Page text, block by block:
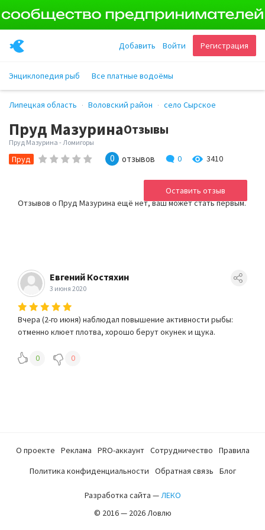
Регистрация
Войти
Добавить
Энциклопедия рыб Все платные водоёмы
Липецкая область Воловский район село Сырское
Пруд МазуринаОтзывы
Пруд Мазурина - Ломигоры
Пруд 0 отзывов 0 3410
Отзывов о Пруд Мазурина ещё нет, ваш может стать первым.
Оставить отзыв
Евгений Костяхин
3 июня 2020
Вчера (2-го июня) наблюдал повышение активности рыбы:
отменно клюет плотва, хорошо берут окунек и щука.
0 0
О проекте Реклама PRO-аккаунт Сотрудничество
Правила
Политика конфиденциальности
Обратная связь Блог
Разработка сайта —ЛЕКО
© 2016 — 2026 Ловлю